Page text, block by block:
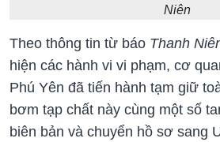
Niên
Theo thông tin từ báo Thanh
hiện các hành vi vi phạm, cơ
Phú Yên đã tiến hành tạm giữ
bơm tạp chất này cùng một số
biên bản và chuyển hồ sơ sang